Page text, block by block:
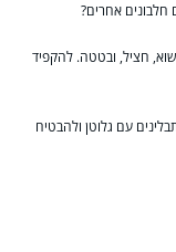
חלבונים אחרים?
חציל, ובטטה. להקפיד
עם גלוטן ולהבטיח